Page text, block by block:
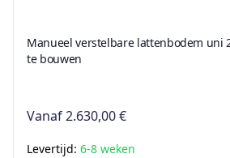
Manueel verstelbare lattenbodem uni
te bouwen
Vanaf2.630,00 €
Levertijd: 6-8 weken